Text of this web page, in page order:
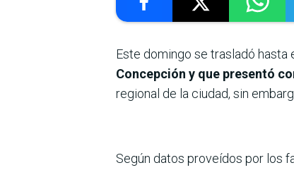
Este domingo se trasladó
Concepción y que presentó
regional de la ciudad, sin
Según datos proveídos por los